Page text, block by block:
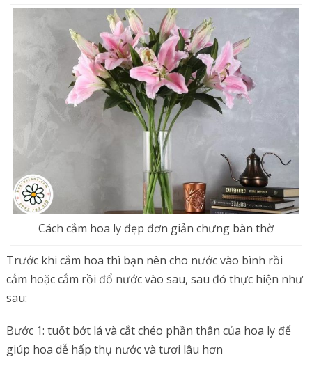
Cách cắm hoa ly đẹp đơn giản chưng bàn thờ
Trước khi cắm hoa thì bạn nên cho nước vào bình rồi
cắm hoặc cắm rồi đổ nước vào sau, sau đó thực hiện như
sau:
Bước 1: tuốt bớt lá và cắt chéo phần thân của hoa ly để
giúp hoa dễ hấp thụ nước và tươi lâu hơn